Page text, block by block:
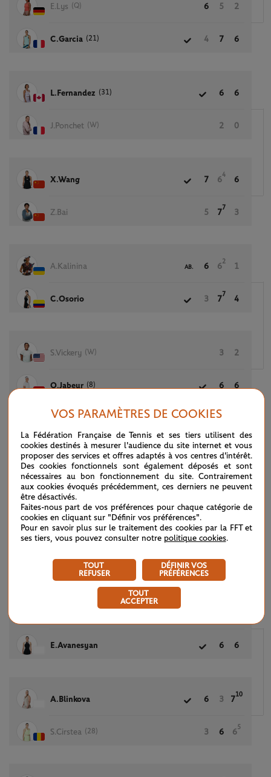
E.Lys (Q) 6 5 2
C.Garcia (21) 4 7 6
L.Fernandez (31) 6 6
J.Ponchet (W) 2 0
X.Wang 7 6
4
6
Z.Bai 5 7
7
3
A.Kalinina AB. 6 6
2
1
C.Osorio 3 7
7
4
S.Vickery (W) 3 2
O.Jabeur (8) 6 6
Q.Zheng (7) 6 6
A.Cornet (W) 2
A.Krueger 6 4 6
T.Korpatsch 4 6
E.Avanesyan 6 6
A.Blinkova 6 3 7
10
S.Cirstea (28) 3 6 6
5
VOS PARAMÈTRES DE COOKIES
La Fédération Française de Tennis et ses tiers utilisent des
cookies destinés à mesurer l'audience du site internet et vous
proposer des services et offres adaptés à vos centres d'intérêt.
Des cookies fonctionnels sont également déposés et sont
nécessaires au bon fonctionnement du site. Contrairement
aux cookies évoqués précédemment, ces derniers ne peuvent
être désactivés.
Faites-nous part de vos préférences pour chaque catégorie de
cookies en cliquant sur "Définir vos préférences".
Pour en savoir plus sur le traitement des cookies par la FFT et
ses tiers, vous pouvez consulter notre politique cookies.
TOUT
REFUSER
DÉFINIR VOS
PRÉFÉRENCES
TOUT
ACCEPTER